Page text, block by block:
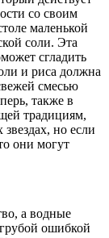
со своим
маленькой
соли. Эта
сгладить
и риса должна
смесью
также в
традициям,
но если
они могут
а водные
ошибкой